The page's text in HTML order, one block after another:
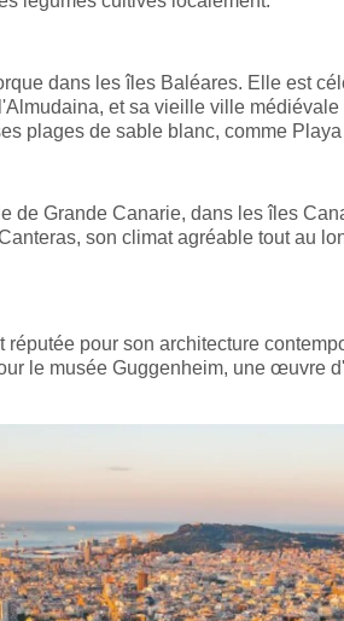
dans les îles Baléares. Elle est
et sa vieille ville
plages de sable blanc, comme
de Grande Canarie, dans les îles
son climat agréable tout au
pour son architecture
le musée Guggenheim, une œuvre